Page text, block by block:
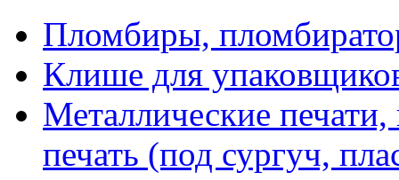
Пломбиры,
Клише для
Металлические
печать (под сургуч,